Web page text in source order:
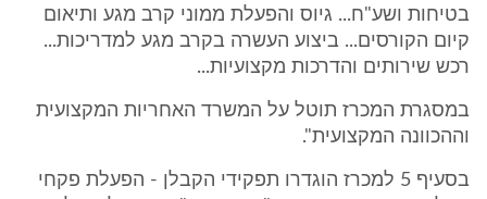
בטיחות ושע"ח... גיוס והפעלת ממוני קרב מגע ותיאום
קיום הקורסים... ביצוע העשרה בקרב מגע למדריכות...
רכש שירותים והדרכות מקצועיות...
במסגרת המכרז תוטל על המשרד האחריות המקצועית
וההכוונה המקצועית".
בסעיף 5 למכרז הוגדרו תפקידי הקבלן - הפעלת פקחי